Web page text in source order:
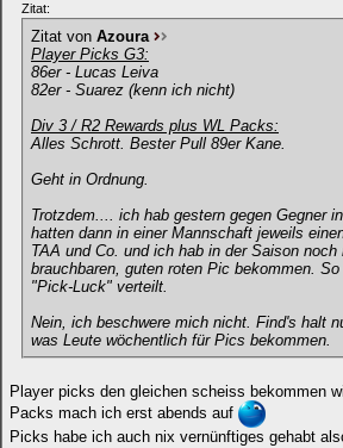
Zitat:
Zitat von Azoura
Player Picks G3:
86er - Lucas Leiva
82er - Suarez (kenn ich nicht)
Div 3 / R2 Rewards plus WL Packs:
Alles Schrott. Bester Pull 89er Kane.
Geht in Ordnung.
Trotzdem.... ich hab gestern gegen Gegner
hatten dann in einer Mannschaft jeweils
TAA und Co. und ich hab in der Saison noch
brauchbaren, guten roten Pic bekommen.
"Pick-Luck" verteilt.
Nein, ich beschwere mich nicht. Find's halt
was Leute wöchentlich für Pics bekommen.
Player picks den gleichen scheiss bekommen
Packs mach ich erst abends auf
Picks habe ich auch nix vernünftiges gehabt